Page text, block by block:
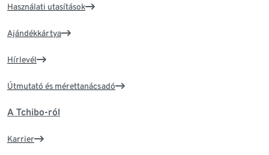
Használati utasítások
Ajándékkártya
Hírlevél
Útmutató és mérettanácsadó
A Tchibo-ról
Karrier